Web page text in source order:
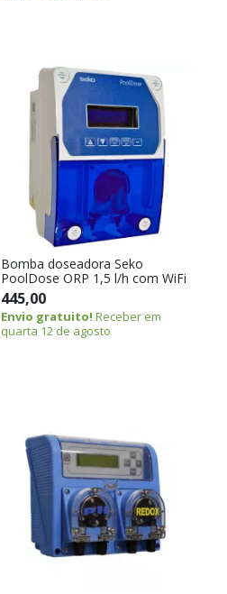
Bomba doseadora Seko
PoolDose ORP 1,5 l/h com WiFi
445,00
Envio gratuito! Receber em
quarta 12 de agosto